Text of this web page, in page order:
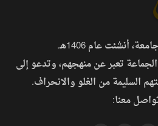
عام 1406هـ.
تعبر عن منهجهم، وتدعو إلى
من الغلو والانحراف.
معنا: